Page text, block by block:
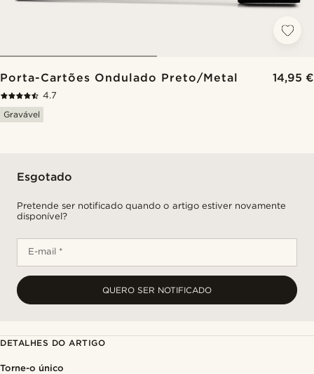
Porta-Cartões Ondulado Preto/Metal 14,95 €
4.7
Gravável
Esgotado
Pretende ser notificado quando o artigo estiver novamente
disponível?
E-mail *
QUERO SER NOTIFICADO
DETALHES DO ARTIGO
Torne-o único